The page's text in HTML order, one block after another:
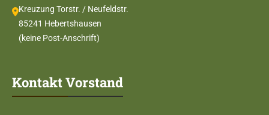
Kreuzung Torstr. / Neufeldstr.
85241 Hebertshausen
(keine Post-Anschrift)
Kontakt Vorstand